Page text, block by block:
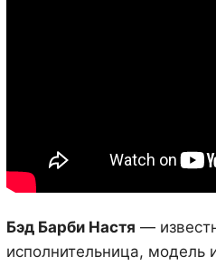
Бэд Барби Настя —
исполнительница, модель